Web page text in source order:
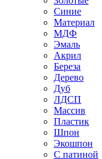
Синие
Материал
МДФ
Эмаль
Акрил
Береза
Дерево
Дуб
ЛДСП
Массив
Пластик
Шпон
Экошпон
С патиной